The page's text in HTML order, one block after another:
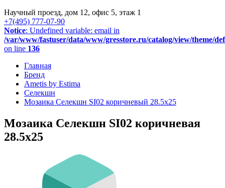
Научный проезд, дом 12, офис 5, этаж 1
+7(495) 777-07-90
Notice: Undefined variable: email in
/var/www/fastuser/data/www/gresstore.ru/catalog/view/theme/
on line 136
Главная
Бренд
Ametis by Estima
Селекшн
Мозаика Селекшн SI02 коричневый 28.5x25
Мозаика Селекшн SI02 коричневая
28.5x25